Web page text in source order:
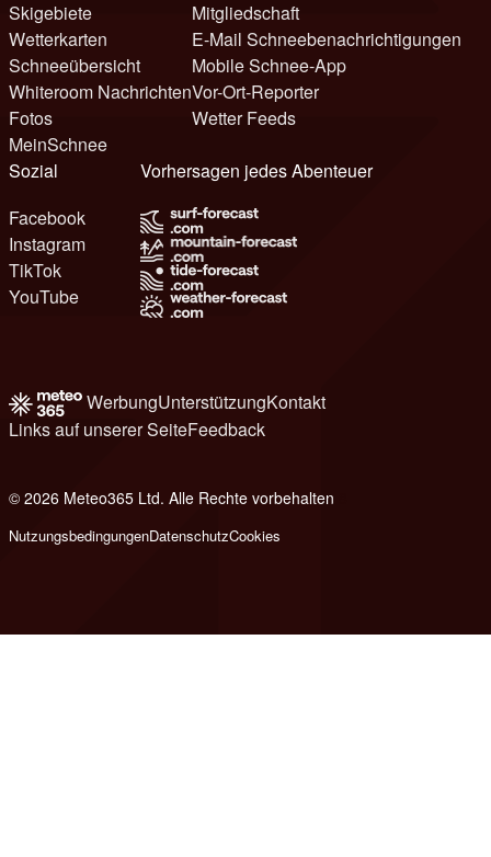
Skigebiete
Wetterkarten
Schneeübersicht
Whiteroom Nachrichten
Fotos
MeinSchnee
Mitgliedschaft
E-Mail Schneebenachrichtigungen
Mobile Schnee-App
Vor-Ort-Reporter
Wetter Feeds
Sozial
Facebook
Instagram
TikTok
YouTube
Vorhersagen jedes Abenteuer
WerbungUnterstützungKontakt
Links auf unserer SeiteFeedback
© 2026 Meteo365 Ltd. Alle Rechte vorbehalten
NutzungsbedingungenDatenschutzCookies